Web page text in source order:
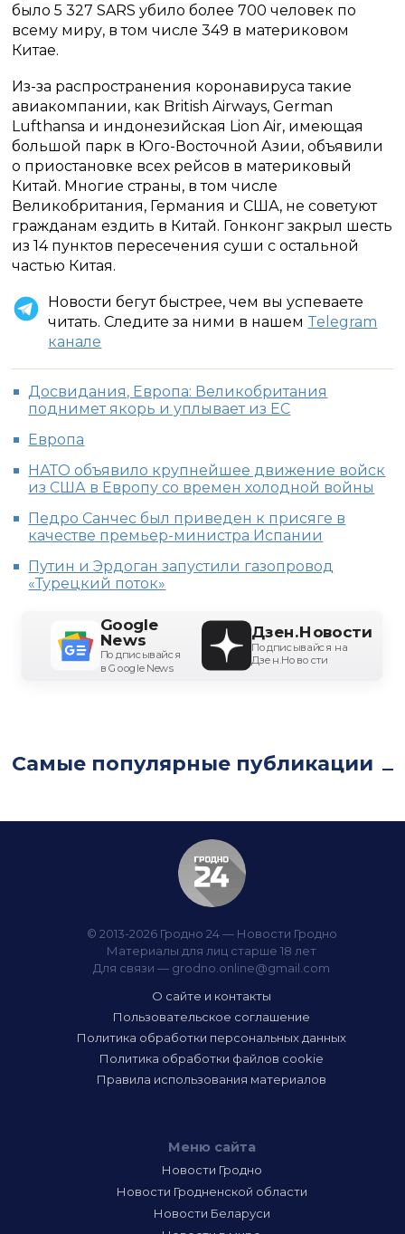
было 5 327 SARS убило более 700 человек по
всему миру, в том числе 349 в материковом
Китае.
Из-за распространения коронавируса такие
авиакомпании, как British Airways, German
Lufthansa и индонезийская Lion Air, имеющая
большой парк в Юго-Восточной Азии, объявили
о приостановке всех рейсов в материковый
Китай. Многие страны, в том числе
Великобритания, Германия и США, не советуют
гражданам ездить в Китай. Гонконг закрыл шесть
из 14 пунктов пересечения суши с остальной
частью Китая.
Новости бегут быстрее, чем вы успеваете
читать. Следите за ними в нашем Telegram
канале
Досвидания, Европа: Великобритания
поднимет якорь и уплывает из ЕС
Европа
НАТО объявило крупнейшее движение войск
из США в Европу со времен холодной войны
Педро Санчес был приведен к присяге в
качестве премьер-министра Испании
Путин и Эрдоган запустили газопровод
«Турецкий поток»
Google
News
Подписывайся
в Google News
Дзен.Новости
Подписывайся на
Дзен.Новости
Самые популярные публикации
© 2013-2026 Гродно 24 — Новости Гродно
Материалы для лиц старше 18 лет
Для связи — grodno.online@gmail.com
О сайте и контакты
Пользовательское соглашение
Политика обработки персональных данных
Политика обработки файлов cookie
Правила использования материалов
Меню сайта
Новости Гродно
Новости Гродненской области
Новости Беларуси